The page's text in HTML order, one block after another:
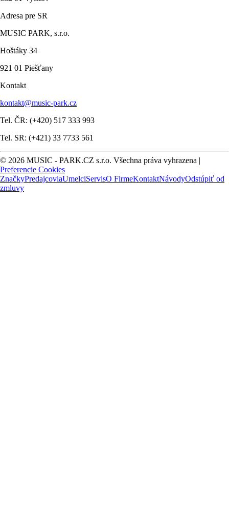
Adresa pre SR
MUSIC PARK, s.r.o.
Hoštáky 34
921 01 Piešťany
Kontakt
kontakt@music-park.cz
Tel. ČR: (+420) 517 333 993
Tel. SR: (+421) 33 7733 561
© 2026 MUSIC - PARK.CZ s.r.o. Všechna práva vyhrazena |
Preferencie Cookies
ZnačkyPredajcoviaUmelciServisO FirmeKontaktNávodyOdstúpiť od
zmluvy